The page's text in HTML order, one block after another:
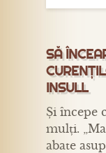
SĂ
INSULL
Și începe
mulți.
abate